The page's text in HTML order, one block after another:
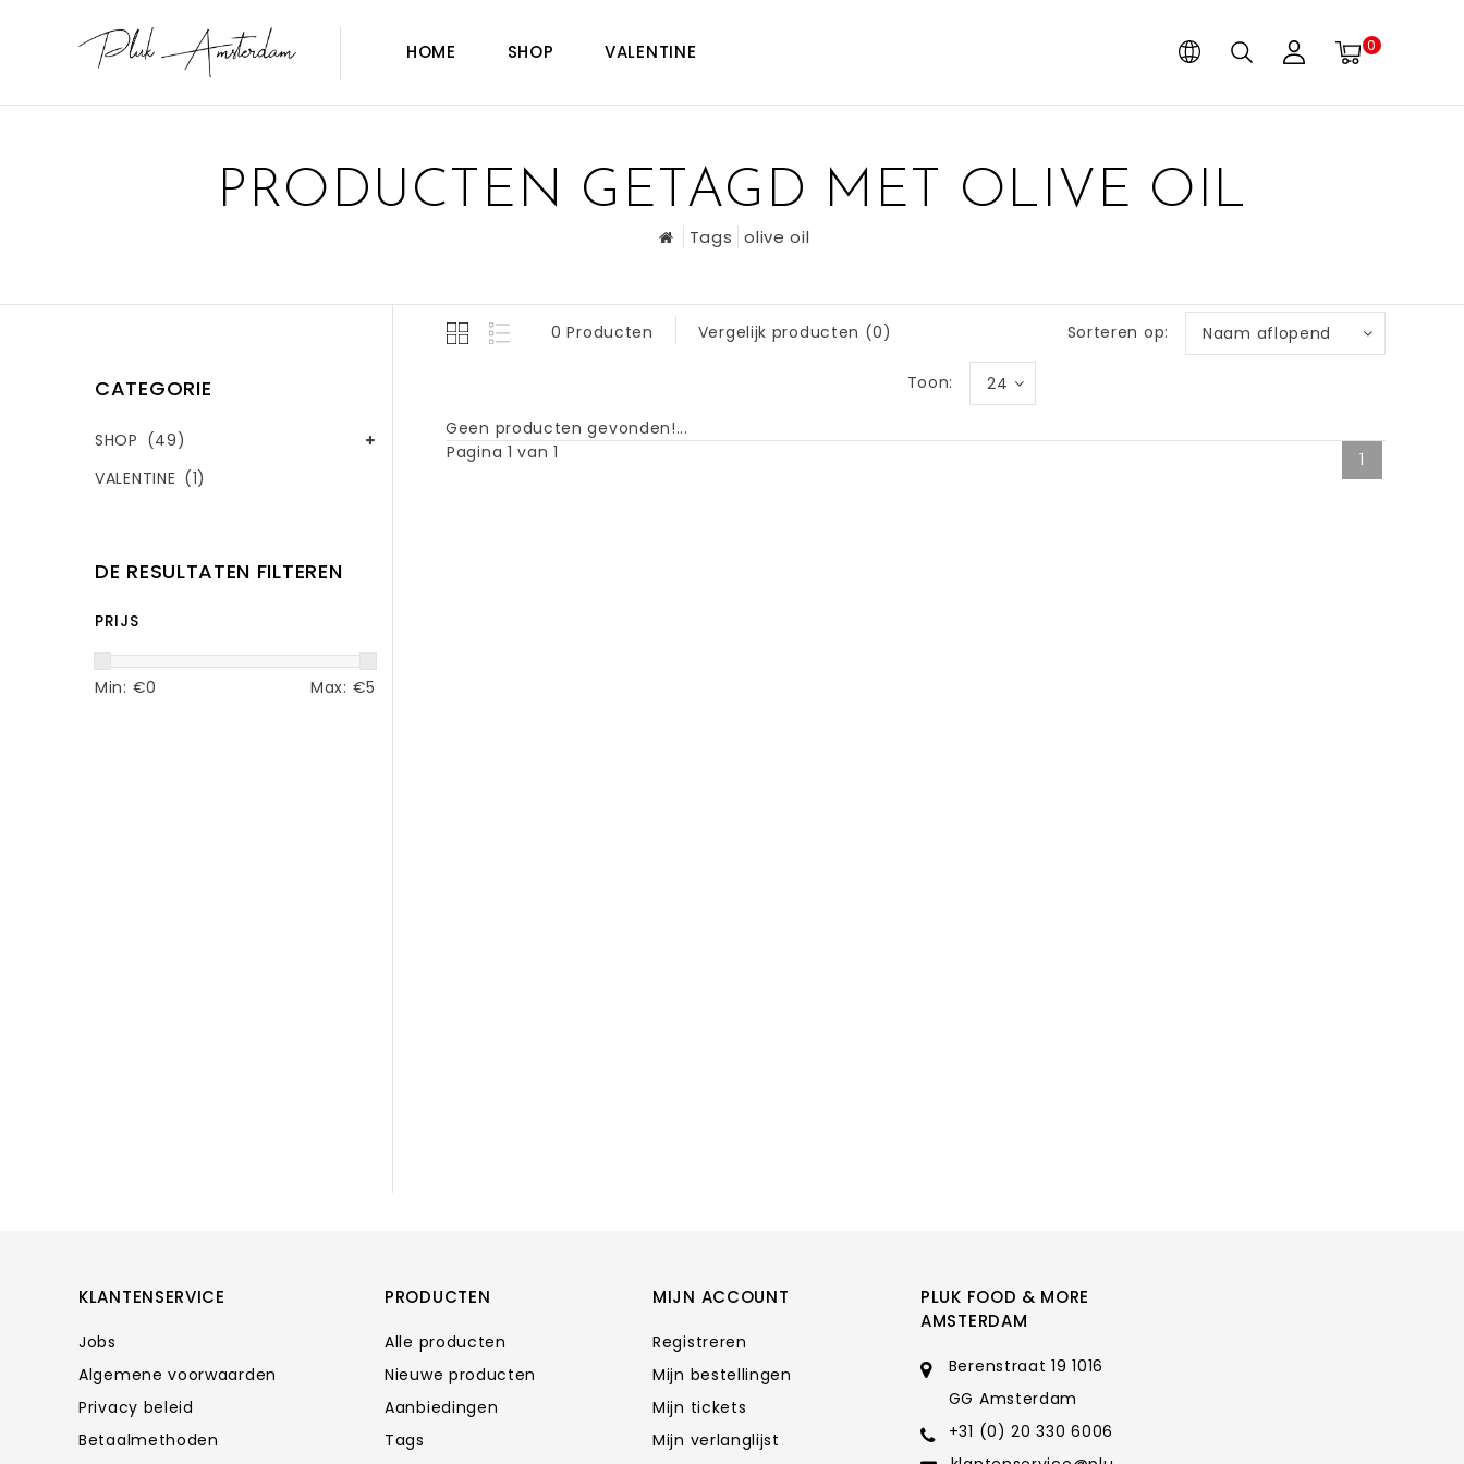
HOME SHOP VALENTINE 0
PRODUCTEN GETAGD MET OLIVE OIL
Tags olive oil
CATEGORIE
SHOP (49)
VALENTINE (1)
DE RESULTATEN FILTEREN
PRIJS
Min: €0 Max: €5
0 Producten Vergelijk producten (0) Sorteren op: Naam aflopend
Toon: 24
Geen producten gevonden!...
Pagina 1 van 1
1
KLANTENSERVICE
Jobs
Algemene voorwaarden
Privacy beleid
Betaalmethoden
PRODUCTEN
Alle producten
Nieuwe producten
Aanbiedingen
Tags
MIJN ACCOUNT
Registreren
Mijn bestellingen
Mijn tickets
Mijn verlanglijst
PLUK FOOD & MORE
AMSTERDAM
Berenstraat 19 1016
GG Amsterdam
+31 (0) 20 330 6006